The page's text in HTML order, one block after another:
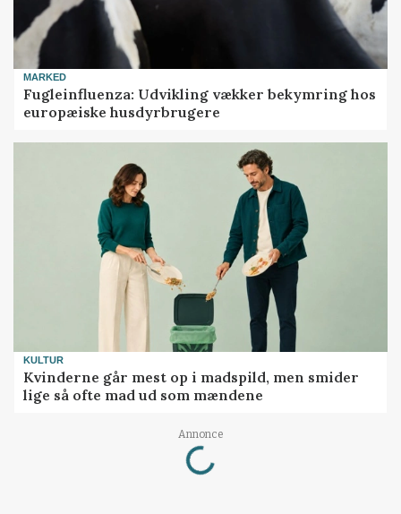
MARKED
Fugleinfluenza: Udvikling vækker bekymring hos
europæiske husdyrbrugere
KULTUR
Kvinderne går mest op i madspild, men smider
lige så ofte mad ud som mændene
Annonce
Loading...